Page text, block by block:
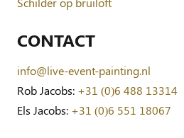
CONTACT
info@live-event-painting.nl
Rob Jacobs: +31 (0)6 488 13314
Els Jacobs: +31 (0)6 551 18067